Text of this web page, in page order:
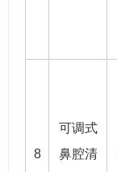
8
可调式
鼻腔清